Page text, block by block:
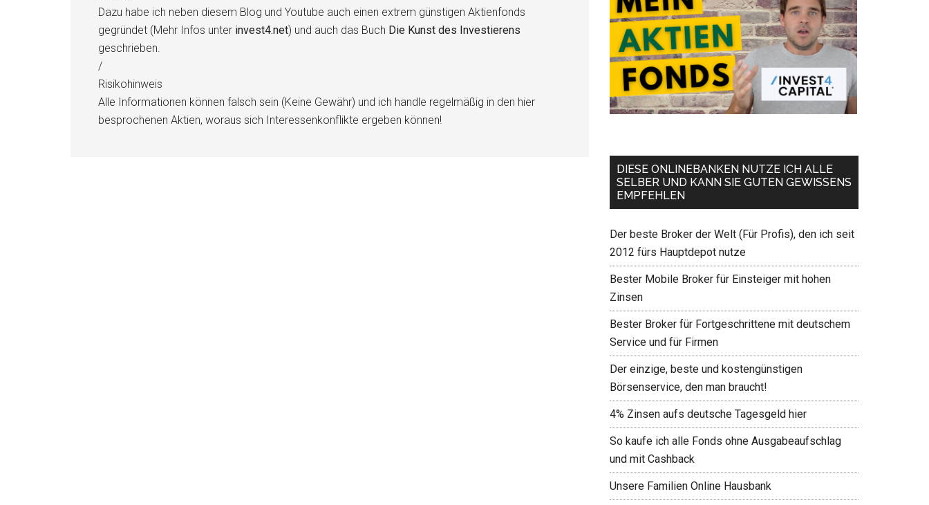
Dazu habe ich neben diesem Blog und Youtube auch einen extrem günstigen Aktienfonds
gegründet (Mehr Infos unter invest4.net) und auch das Buch Die Kunst des Investierens
geschrieben.
/
Risikohinweis
Alle Informationen können falsch sein (Keine Gewähr) und ich handle regelmäßig in den hier
besprochenen Aktien, woraus sich Interessenkonflikte ergeben können!
DIESE ONLINEBANKEN NUTZE ICH ALLE
SELBER UND KANN SIE GUTEN GEWISSENS
EMPFEHLEN
Der beste Broker der Welt (Für Profis), den ich seit
2012 fürs Hauptdepot nutze
Bester Mobile Broker für Einsteiger mit hohen
Zinsen
Bester Broker für Fortgeschrittene mit deutschem
Service und für Firmen
Der einzige, beste und kostengünstigen
Börsenservice, den man braucht!
4% Zinsen aufs deutsche Tagesgeld hier
So kaufe ich alle Fonds ohne Ausgabeaufschlag
und mit Cashback
Unsere Familien Online Hausbank